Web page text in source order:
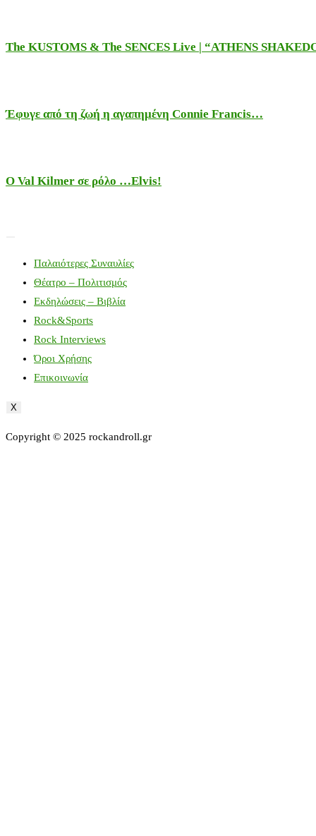
The KUSTOMS & The SENCES Live | “ATHENS
Έφυγε από τη ζωή η αγαπημένη Connie Francis…
Ο Val Kilmer σε ρόλο …Elvis!
Παλαιότερες Συναυλίες
Θέατρο – Πολιτισμός
Εκδηλώσεις – Βιβλία
Rock&Sports
Rock Interviews
Όροι Χρήσης
Επικοινωνία
X
Copyright © 2025 rockandroll.gr